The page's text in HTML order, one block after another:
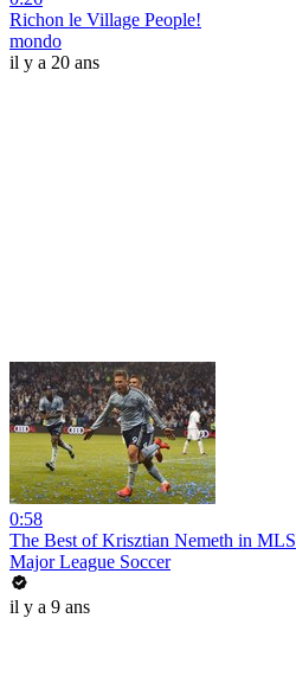
Richon le Village People!
mondo
il y a 20 ans
0:58
The Best of Krisztian Nemeth in MLS
Major League Soccer
il y a 9 ans